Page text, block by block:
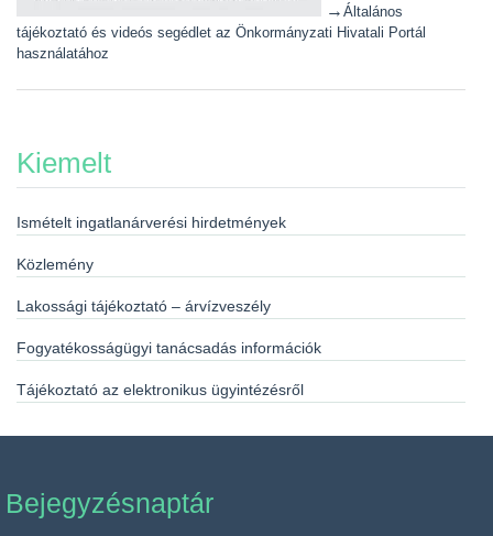
→ Általános
tájékoztató és videós segédlet az Önkormányzati Hivatali Portál
használatához
Kiemelt
Ismételt ingatlanárverési hirdetmények
Közlemény
Lakossági tájékoztató – árvízveszély
Fogyatékosságügyi tanácsadás információk
Tájékoztató az elektronikus ügyintézésről
Bejegyzésnaptár